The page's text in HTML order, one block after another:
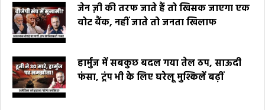
जेन ज़ी की तरफ जाते हैं तो खिसक जाएगा एक
वोट बैंक, नहीं जाते तो जनता खिलाफ
हार्मुज में सबकुछ बदल गया तेल ठप, साऊदी
फंसा, ट्रंप भी के लिए घरेलू मुश्किलें बढ़ीं